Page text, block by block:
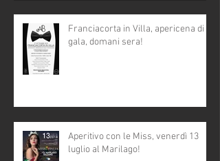
Franciacorta in Villa, apericena di
gala, domani sera!
Aperitivo con le Miss, venerdì 13
luglio al Marilago!